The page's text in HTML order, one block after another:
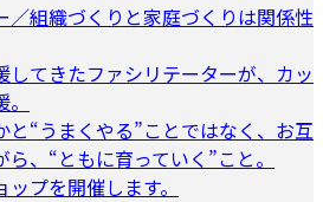
／組織づくりと家庭づくりは関係性
してきたファシリテーターが、カッ
と“うまくやる”ことではなく、お互
、“ともに育っていく”こと。
プを開催します。